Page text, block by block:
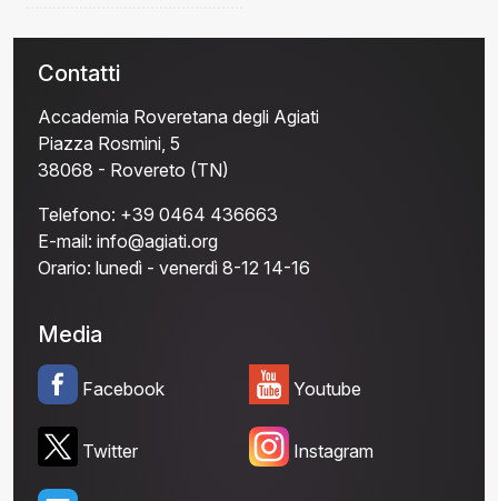
Contatti
Accademia Roveretana degli Agiati
Piazza Rosmini, 5
38068 - Rovereto (TN)
Telefono: +39 0464 436663
E-mail: info@agiati.org
Orario: lunedì - venerdì 8-12 14-16
Media
Facebook
Twitter
Youtube
Instagram